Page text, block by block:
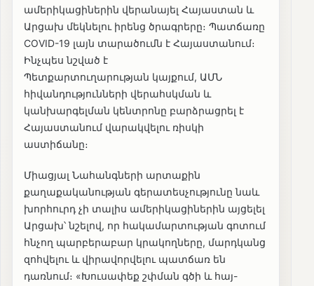
ամերիկացիներին վերանայել Հայաստան և
Արցախ մեկնելու իրենց ծրագրերը։ Պատճառը
COVID-19 լայն տարածումն է Հայաստանում։
Ինչպես նշված է
Պետքարտուղարության կայքում, ԱՄՆ
հիվանդությունների վերահսկման և
կանխարգելման կենտրոնը բարձրացրել է
Հայաստանում վարակվելու ռիսկի
աստիճանը։
Միացյալ Նահանգների արտաքին
քաղաքականության գերատեսչությունը նաև
խորհուրդ չի տալիս ամերիկացիներին այցելել
Արցախ՝ նշելով, որ հակամարտության գոտում
հնչող պարբերաբար կրակողները, մարդկանց
զոհվելու և վիրավորվելու պատճառ են
դառնում։ «Խուսափեք շփման գծի և հայ-